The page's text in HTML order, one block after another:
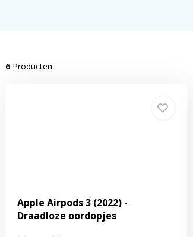
6Producten
Apple Airpods 3 (2022) -
Draadloze oordopjes